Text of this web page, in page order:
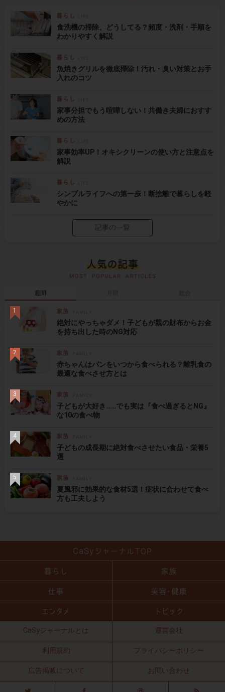
食洗機の掃除、どうしてる？頻度・洗剤・手順を
わかりやすく解説
魚焼きグリルを徹底掃除！汚れ・臭い対策とお手
入れのコツ
家事分担でもう喧嘩しない！共働き夫婦におすす
めの方法
家事効率UP！オキシクリーンの使い方と注意点を
解説
シンプルライフへの第一歩！断捨離で暮らしを軽
やかに
記事の一覧
週間
絶対にやっちゃダメ！子どもが親の財布からお金
を持ち出した時のNG対応
赤ちゃんはパンをいつから食べられる？離乳食の
最適な食べさせ方とは
子どもが大好き……でも実は『食べ過ぎるとNG』
な10の食べ物
子どもの成長期に絶対食べさせたい食品・栄養5
選
夏風邪に効果的な食材5選！症状に合わせて食べ
方も工夫しよう
CaSyジャーナルとは 運営会社
利用規約 プライバシーポリシー
広告掲載について お問い合わせ